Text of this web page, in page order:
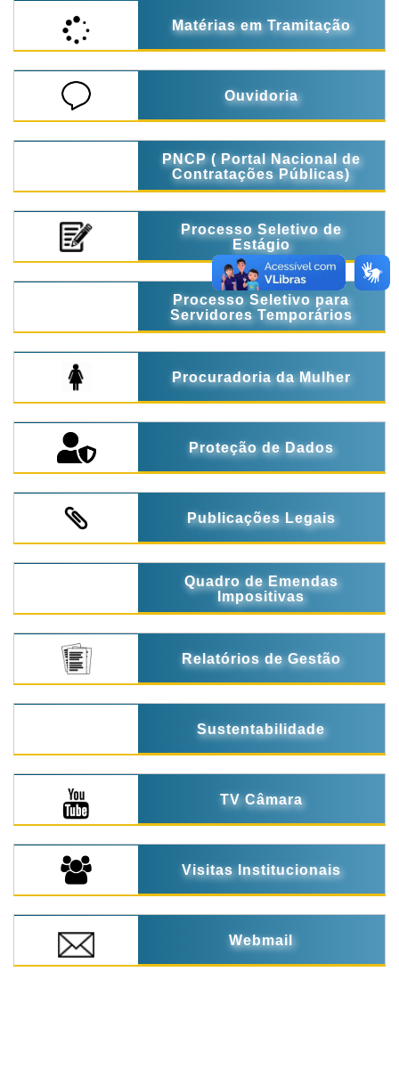
Matérias em Tramitação
Ouvidoria
PNCP ( Portal Nacional de
Contratações Públicas)
Processo Seletivo de
Estágio
Processo Seletivo para
Servidores Temporários
Procuradoria da Mulher
Proteção de Dados
Publicações Legais
Quadro de Emendas
Impositivas
Relatórios de Gestão
Sustentabilidade
TV Câmara
Visitas Institucionais
Webmail